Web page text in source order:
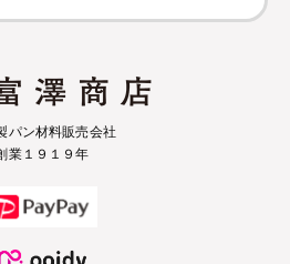
パン材料販売会社
業１９１９年